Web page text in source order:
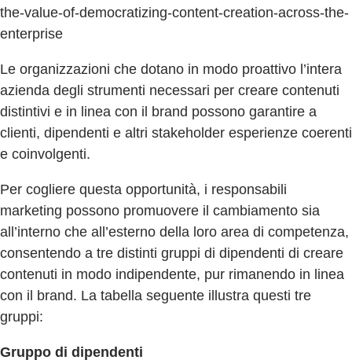
the-value-of-democratizing-content-creation-across-the-
enterprise
Le organizzazioni che dotano in modo proattivo l’intera
azienda degli strumenti necessari per creare contenuti
distintivi e in linea con il brand possono garantire a
clienti, dipendenti e altri stakeholder esperienze coerenti
e coinvolgenti.
Per cogliere questa opportunità, i responsabili
marketing possono promuovere il cambiamento sia
all’interno che all’esterno della loro area di competenza,
consentendo a tre distinti gruppi di dipendenti di creare
contenuti in modo indipendente, pur rimanendo in linea
con il brand. La tabella seguente illustra questi tre
gruppi:
Gruppo di dipendenti